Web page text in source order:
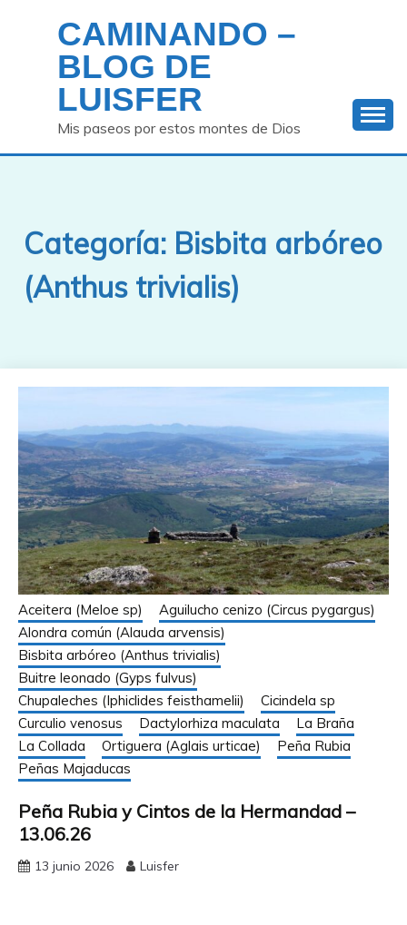
contenido
CAMINANDO –
BLOG DE
LUISFER
Mis paseos por estos montes de Dios
Categoría: Bisbita arbóreo
(Anthus trivialis)
Aceitera (Meloe sp)
Aguilucho cenizo (Circus pygargus)
Alondra común (Alauda arvensis)
Bisbita arbóreo (Anthus trivialis)
Buitre leonado (Gyps fulvus)
Chupaleches (Iphiclides feisthamelii)
Cicindela sp
Curculio venosus
Dactylorhiza maculata
La Braña
La Collada
Ortiguera (Aglais urticae)
Peña Rubia
Peñas Majaducas
Peña Rubia y Cintos de la Hermandad –
13.06.26
13 junio 2026 Luisfer